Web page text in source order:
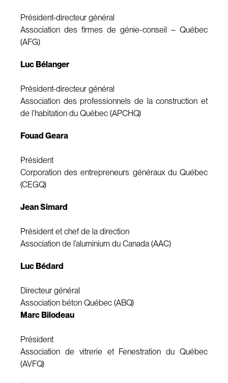
Président-directeur général
Association des firmes de génie-conseil – Québec
(AFG)
Luc Bélanger
Président-directeur général
Association des professionnels de la construction et
de l’habitation du Québec (APCHQ)
Fouad Geara
Président
Corporation des entrepreneurs généraux du Québec
(CEGQ)
Jean Simard
Président et chef de la direction
Association de l’aluminium du Canada (AAC)
Luc Bédard
Directeur général
Association béton Québec (ABQ)
Marc Bilodeau
Président
Association de vitrerie et Fenestration du Québec
(AVFQ)